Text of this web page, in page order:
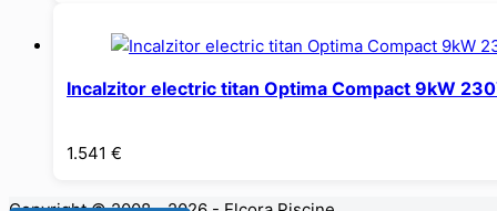
Incalzitor electric titan Optima Compact 9kW
1.541 €